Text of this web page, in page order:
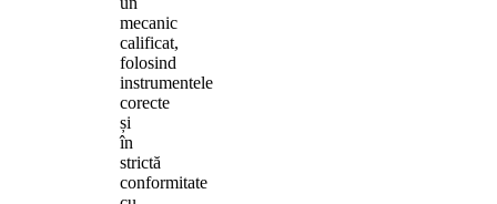
mecanic
calificat,
folosind
instrumentele
corecte
și
în
strictă
conformitate